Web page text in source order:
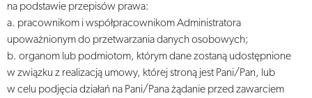
na podstawie przepisów prawa:
a. pracownikom i współpracownikom Administratora
upoważnionym do przetwarzania danych osobowych;
b. organom lub podmiotom, którym dane zostaną udostępnione
w związku z realizacją umowy, której stroną jest Pani/Pan, lub
w celu podjęcia działań na Pani/Pana żądanie przed zawarciem